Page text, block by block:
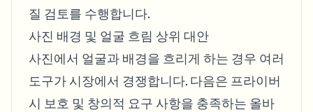
질 검토를 수행합니다.
사진 배경 및 얼굴 흐림 상위 대안
사진에서 얼굴과 배경을 흐리게 하는 경우 여러
도구가 시장에서 경쟁합니다. 다음은 프라이버
시 보호 및 창의적 요구 사항을 충족하는 올바